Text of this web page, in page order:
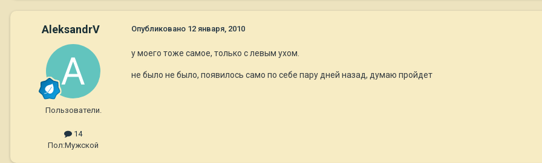
AleksandrV
Пользователи.
14
Пол:Мужской
Опубликовано 12 января, 2010
у моего тоже самое, только с левым ухом.
не было не было, появилось само по себе пару дней назад, думаю пройдет